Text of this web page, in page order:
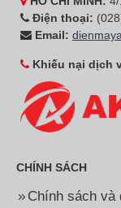
Điện thoại:
Email:
Khiếu nại dịch
CHÍNH SÁCH
Chính sách và